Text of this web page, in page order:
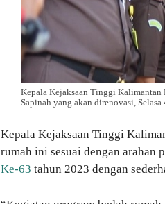
Kepala Kejaksaan Tinggi Kalimantan
Sapinah yang akan direnovasi,
Kepala Kejaksaan Tinggi
rumah ini sesuai dengan arahan
Ke-63 tahun 2023 dengan